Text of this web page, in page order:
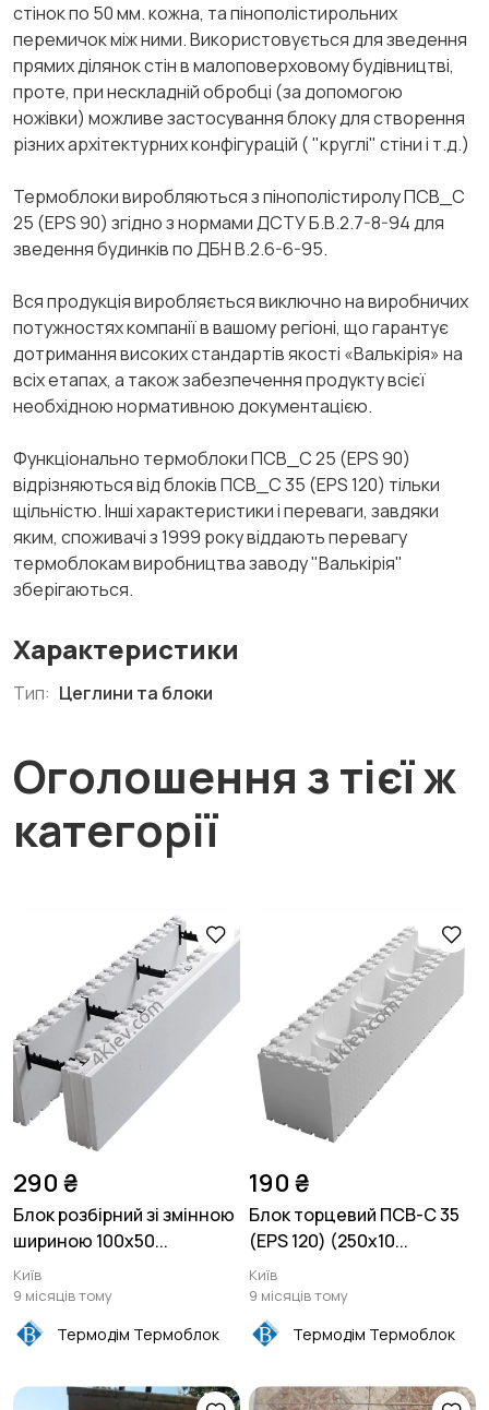
стінок по 50 мм. кожна, та пінополістирольних
перемичок між ними. Використовується для зведення
прямих ділянок стін в малоповерховому будівництві,
проте, при нескладній обробці (за допомогою
ножівки) можливе застосування блоку для створення
різних архітектурних конфігурацій ( "круглі" стіни і т.д.)
Термоблоки виробляються з пінополістиролу ПСВ_С
25 (EPS 90) згідно з нормами ДСТУ Б.В.2.7-8-94 для
зведення будинків по ДБН В.2.6-6-95.
Вся продукція виробляється виключно на виробничих
потужностях компанії в вашому регіоні, що гарантує
дотримання високих стандартів якості «Валькірія» на
всіх етапах, а також забезпечення продукту всієї
необхідною нормативною документацією.
Функціонально термоблоки ПСВ_С 25 (EPS 90)
відрізняються від блоків ПСВ_С 35 (EPS 120) тільки
щільністю. Інші характеристики і переваги, завдяки
яким, споживачі з 1999 року віддають перевагу
термоблокам виробництва заводу "Валькірія"
зберігаються.
Характеристики
Тип: Цеглини та блоки
Оголошення з тієї ж
категорії
290 ₴
Блок розбірний зі змінною
шириною 100х50...
Київ
9 місяців тому
Термодім Термоблок
190 ₴
Блок торцевий ПСВ-С 35
(EPS 120) (250x10...
Київ
9 місяців тому
Термодім Термоблок